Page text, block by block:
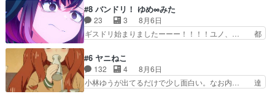
けはったねー編集さん。同… 自分の妄想を買って
くれる人がいるというも… 初めて自分の漫画が売
れた時の感動、懐かし…
スと10年後に結婚の約束をした鏡ずっ… カジノ
スタッフ募集するも集まらない更に追… 王命でク
ルルの監視をすることになったデビ… 最強の村
人・鏡との出会いで少しは変わった… やはり何か
への恨みは根深そうやね姫を舐… 新キャラが登場
早々変態扱いされてる件。タ… まだまだお元気そ
うなお声で……不意打ち過…
#8 バンドリ！ ゆめ∞みた
23 3
8月6日
ギスドリ始まりましたーーー！！！！ユノ、… 都
復を見守っていかないと、ですね！！み… 開幕聞
き取りスタッフに定治いなかった？ま… ののちゃ
んのお手当てはお節介だったりする… ビオラの立
ち回り害悪すぎるお近づきの印が… ・律っちゃん
#6 ヤニねこ
132 4
8月6日
小林ゆうが出てるだけで少し面白い。なお内… 達